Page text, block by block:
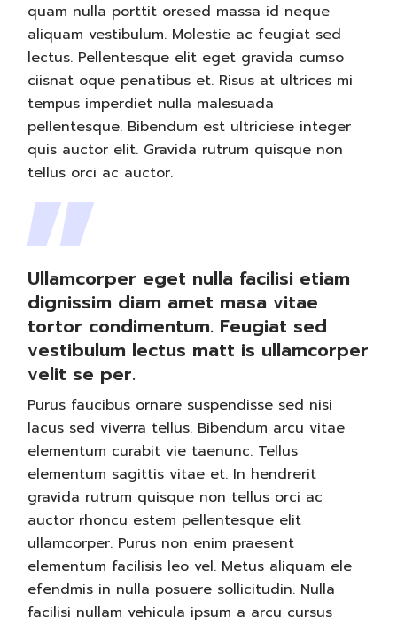
quam nulla porttit oresed massa id neque
aliquam vestibulum. Molestie ac feugiat sed
lectus. Pellentesque elit eget gravida cumso
ciisnat oque penatibus et. Risus at ultrices mi
tempus imperdiet nulla malesuada
pellentesque. Bibendum est ultriciese integer
quis auctor elit. Gravida rutrum quisque non
tellus orci ac auctor.
Ullamcorper eget nulla facilisi etiam
dignissim diam amet masa vitae
tortor condimentum. Feugiat sed
vestibulum lectus matt is ullamcorper
velit se per.
Purus faucibus ornare suspendisse sed nisi
lacus sed viverra tellus. Bibendum arcu vitae
elementum curabit vie taenunc. Tellus
elementum sagittis vitae et. In hendrerit
gravida rutrum quisque non tellus orci ac
auctor rhoncu estem pellentesque elit
ullamcorper. Purus non enim praesent
elementum facilisis leo vel. Metus aliquam ele
efendmis in nulla posuere sollicitudin. Nulla
facilisi nullam vehicula ipsum a arcu cursus